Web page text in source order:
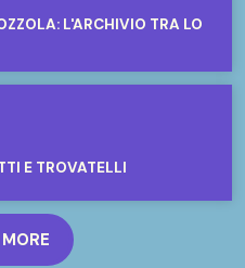
L'ARCHIVIO TRA LO
E TROVATELLI